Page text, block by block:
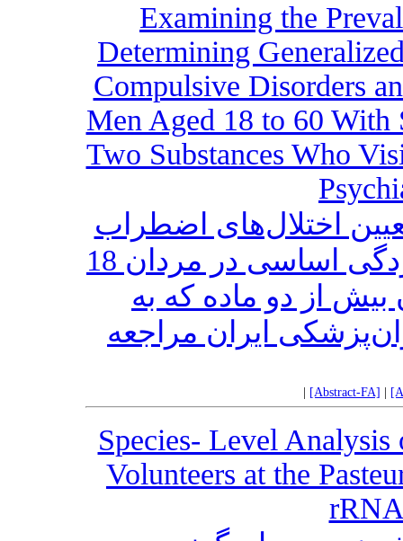
Examining the
Determining
Compulsive Disorders
Men Aged 18 to 60 With
Two Substances Who
اختلال‌های اضطراب
منتشر، وسواسی- جبری و افسردگی اساسی در مردان 18
بیش از دو ماده که به
ایران مراجعه
[Abstract-FA]
Species- Level
Volunteers at the